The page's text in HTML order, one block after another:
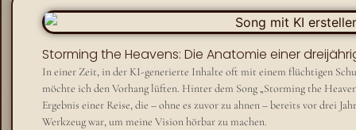
Storming the Heavens: Die Anatomie einer
​In einer Zeit, in der KI-generierte Inhalte oft mit einem flüchtigen
möchte ich den Vorhang lüften. Hinter dem Song „Storming the
Ergebnis einer Reise, die – ohne es zuvor zu ahnen – bereits vor drei
Werkzeug war, um meine Vision hörbar zu machen.